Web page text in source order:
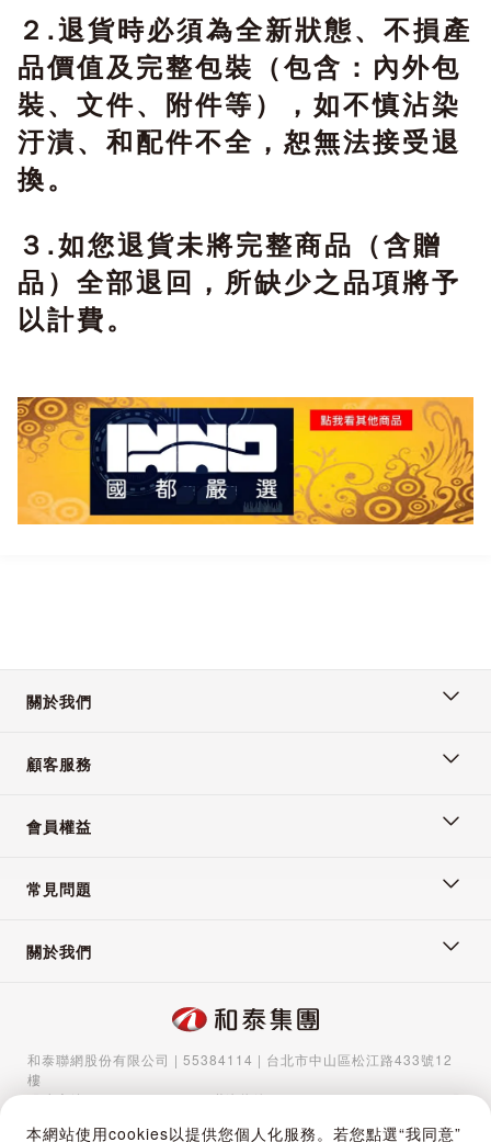
本網站使用cookies以提供您個人化服務。若您點選“我同意”
２.退貨時必須為全新狀態、不損產
品價值及完整包裝（包含：內外包
裝、文件、附件等），如不慎沾染
汙漬、和配件不全，恕無法接受退
換。
３.如您退貨未將完整商品（含贈
品）全部退回，所缺少之品項將予
以計費。
關於我們
顧客服務
會員權益
常見問題
關於我們
和泰聯網股份有限公司 | 55384114 | 台北市中山區松江路433號12
樓
服務專線：02-5570-1788| 聯絡信箱：gocs@hotaigo.com.tw| 服